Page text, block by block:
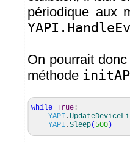
périodique aux
On pourrait
méthode
while True :
YAPI .
YAPI .Sleep( 500 )